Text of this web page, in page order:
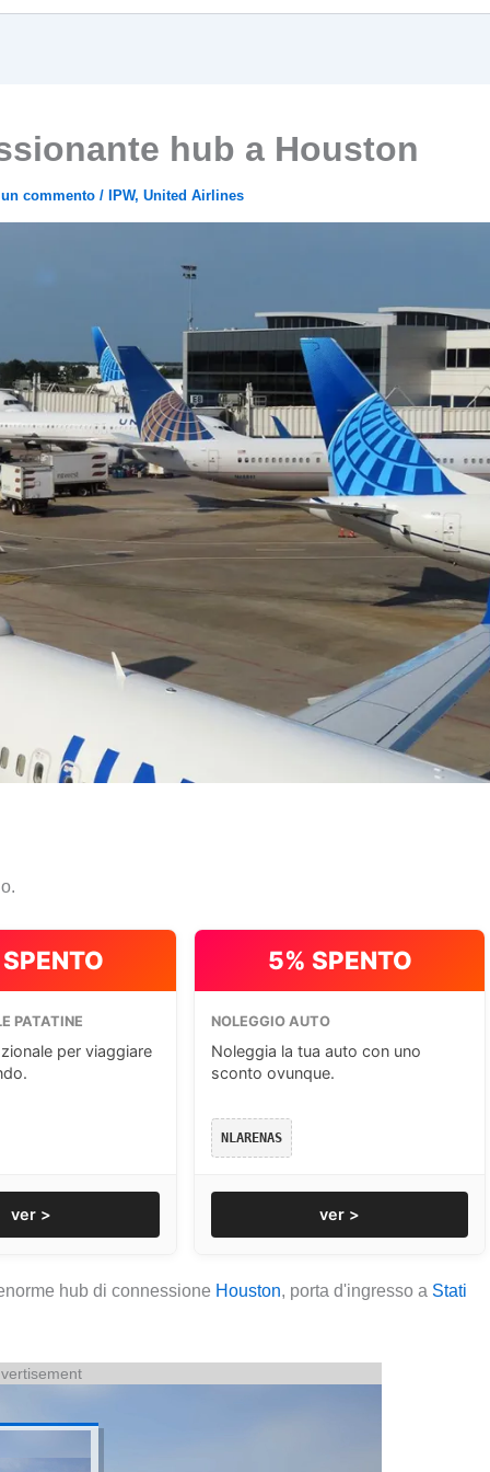
hub a Houston
commento / IPW, United Airlines
PATATINE
per viaggiare
ver >
5% SPENTO
NOLEGGIO AUTO
Noleggia la tua auto con uno
sconto ovunque.
NLARENAS
ver >
hub di connessione Houston, porta d'ingresso a Stati